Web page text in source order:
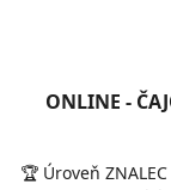
ONLINE -
🏆 Úroveň